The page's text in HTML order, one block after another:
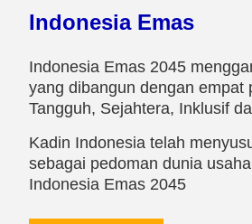
Indonesia Emas
Indonesia Emas 2045
yang dibangun dengan empat
Tangguh, Sejahtera, Inklusif
Kadin Indonesia telah
sebagai pedoman dunia
Indonesia Emas 2045